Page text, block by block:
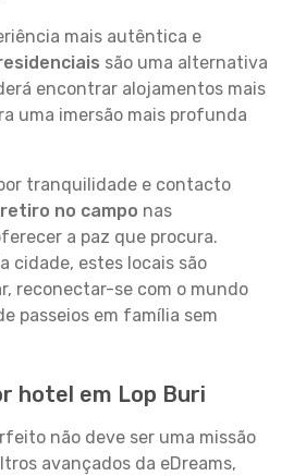
mais autêntica e
são uma alternativa
encontrar alojamentos mais
uma imersão mais profunda
tranquilidade e contacto
retiro no campo nas
a paz que procura.
cidade, estes locais são
reconectar-se com o mundo
passeios em família sem
hotel em Lop Buri
não deve ser uma missão
avançados da eDreams,